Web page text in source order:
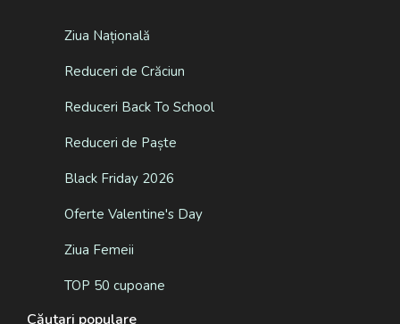
Ziua Națională
Reduceri de Crăciun
Reduceri Back To School
Reduceri de Paște
Black Friday 2026
Oferte Valentine's Day
Ziua Femeii
TOP 50 cupoane
Căutari populare